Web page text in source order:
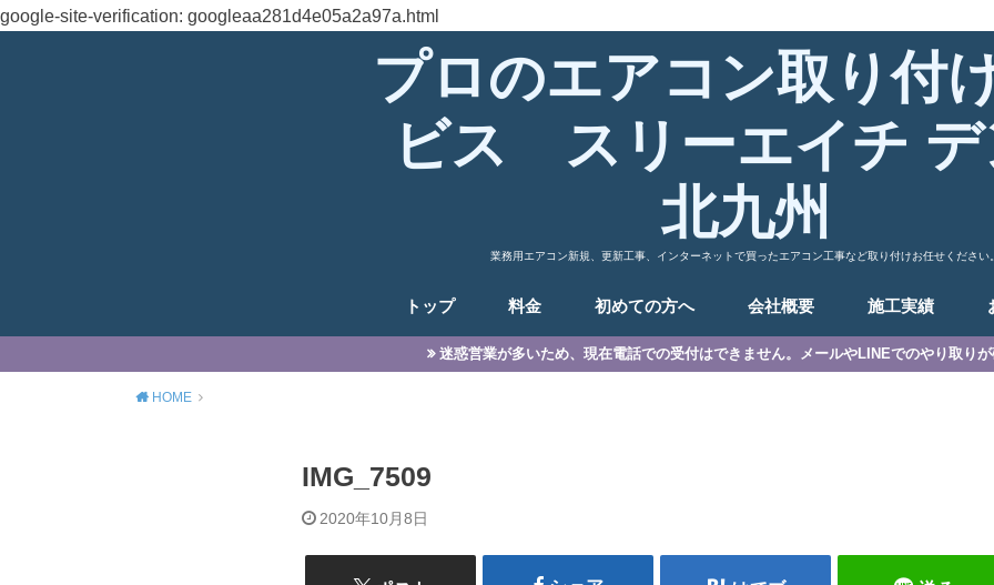
google-site-verification: googleaa281d4e05a2a97a.html
プロのエアコン取り付
ビス スリーエイチ デ
北九州
業務用エアコン新規、更新工事、インターネットで買ったエアコン工事など取り付けお任せください。
トップ 料金 初めての方へ 会社概要 施工実績
迷惑営業が多いため、現在電話での受付はできません。メールやLINEでのやり取りが
HOME
IMG_7509
2020年10月8日